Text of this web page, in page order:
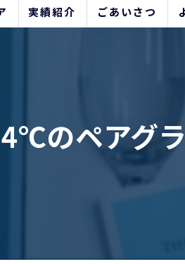
実績紹介 ごあいさつ
のペアグ